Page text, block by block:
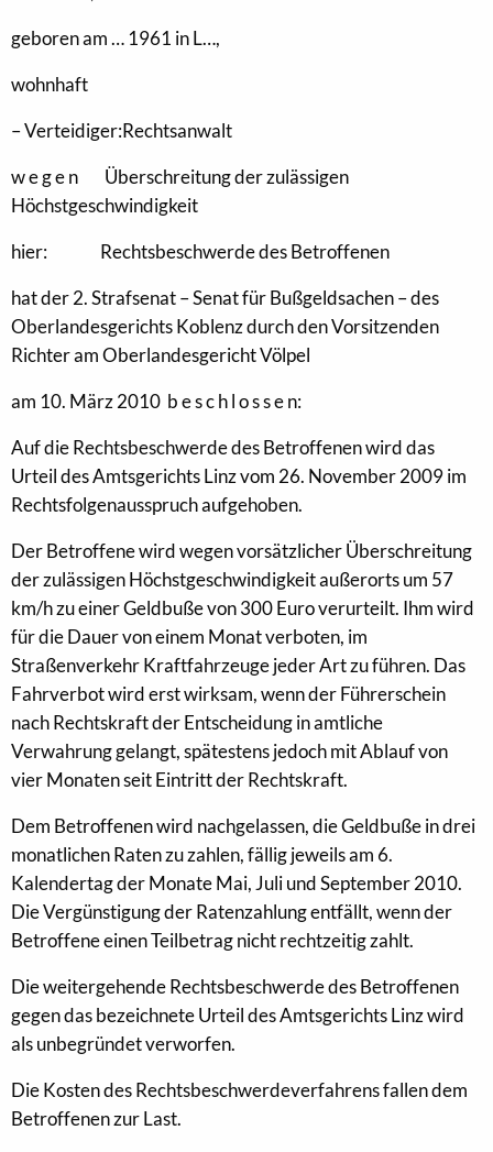
geboren am … 1961 in L…,
wohnhaft
– Verteidiger:Rechtsanwalt
w e g e n Überschreitung der zulässigen
Höchstgeschwindigkeit
hier: Rechtsbeschwerde des Betroffenen
hat der 2. Strafsenat – Senat für Bußgeldsachen – des
Oberlandesgerichts Koblenz durch den Vorsitzenden
Richter am Oberlandesgericht Völpel
am 10. März 2010 b e s c h l o s s e n:
Auf die Rechtsbeschwerde des Betroffenen wird das
Urteil des Amtsgerichts Linz vom 26. November 2009 im
Rechtsfolgenausspruch aufgehoben.
Der Betroffene wird wegen vorsätzlicher Überschreitung
der zulässigen Höchstgeschwindigkeit außerorts um 57
km/h zu einer Geldbuße von 300 Euro verurteilt. Ihm wird
für die Dauer von einem Monat verboten, im
Straßenverkehr Kraftfahrzeuge jeder Art zu führen. Das
Fahrverbot wird erst wirksam, wenn der Führerschein
nach Rechtskraft der Entscheidung in amtliche
Verwahrung gelangt, spätestens jedoch mit Ablauf von
vier Monaten seit Eintritt der Rechtskraft.
Dem Betroffenen wird nachgelassen, die Geldbuße in drei
monatlichen Raten zu zahlen, fällig jeweils am 6.
Kalendertag der Monate Mai, Juli und September 2010.
Die Vergünstigung der Ratenzahlung entfällt, wenn der
Betroffene einen Teilbetrag nicht rechtzeitig zahlt.
Die weitergehende Rechtsbeschwerde des Betroffenen
gegen das bezeichnete Urteil des Amtsgerichts Linz wird
als unbegründet verworfen.
Die Kosten des Rechtsbeschwerdeverfahrens fallen dem
Betroffenen zur Last.